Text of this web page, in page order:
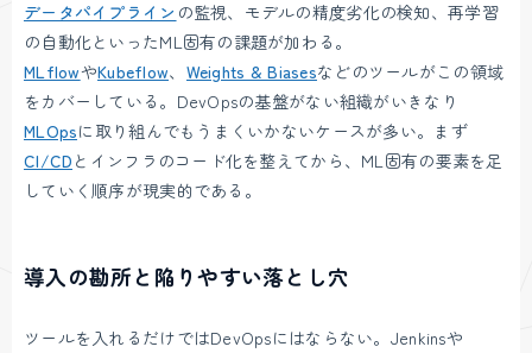
データパイプライン の監視、モデルの精度劣化の検知、再学習
の自動化といったML固有の課題が加わる。
MLflowやKubeflow、 Weights & Biasesなどのツールがこの領域
をカバーしている。DevOpsの基盤がない組織がいきなり
MLOpsに取り組んでもうまくいかないケースが多い。まず
CI/CD とインフラのコード化を整えてから、ML固有の要素を足
していく順序が現実的である。
導入の勘所と陥りやすい落とし穴
ツールを入れるだけではDevOpsにはならない。Jenkinsや